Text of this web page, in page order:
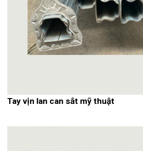
Tay vịn lan can sắt mỹ thuật